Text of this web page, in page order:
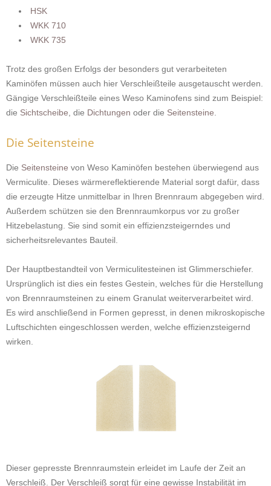
HSK
WKK 710
WKK 735
Trotz des großen Erfolgs der besonders gut verarbeiteten
Kaminöfen müssen auch hier Verschleißteile ausgetauscht werden.
Gängige Verschleißteile eines Weso Kaminofens sind zum Beispiel:
die Sichtscheibe , die Dichtungen oder die Seitensteine
Die Seitensteine
Die Seitensteine von Weso Kaminöfen bestehen überwiegend aus
Vermiculite. Dieses wärmereflektierende Material sorgt dafür, dass
die erzeugte Hitze unmittelbar in Ihren Brennraum abgegeben wird.
Außerdem schützen sie den Brennraumkorpus vor zu großer
Hitzebelastung. Sie sind somit ein effizienzsteigerndes und
sicherheitsrelevantes Bauteil.
Der Hauptbestandteil von Vermiculitesteinen ist Glimmerschiefer.
Ursprünglich ist dies ein festes Gestein, welches für die Herstellung
von Brennraumsteinen zu einem Granulat weiterverarbeitet wird.
Es wird anschließend in Formen gepresst, in denen mikroskopische
Luftschichten eingeschlossen werden, welche effizienzsteigernd
wirken.
Dieser gepresste Brennraumstein erleidet im Laufe der Zeit an
Verschleiß. Der Verschleiß sorgt für eine gewisse Instabilität im